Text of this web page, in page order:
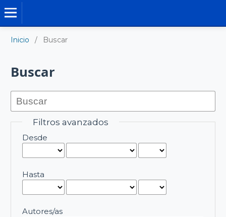
Inicio / Buscar
Buscar
Filtros avanzados
Desde
Hasta
Autores/as